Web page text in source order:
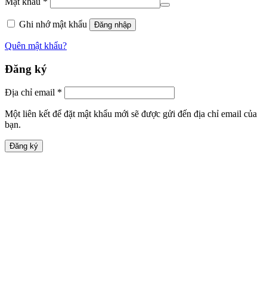
Ghi nhớ mật khẩu Đăng nhập
Quên mật khẩu?
Đăng ký
Địa chỉ email *
Một liên kết để đặt mật khẩu mới sẽ được gửi đến địa chỉ email của
bạn.
Đăng ký